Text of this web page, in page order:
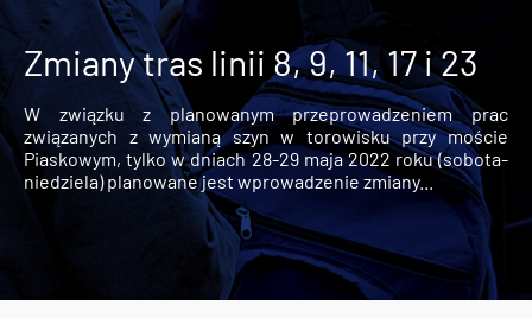
Zmiany tras linii 8, 9, 11, 17 i 23
W związku z planowanym przeprowadzeniem prac
związanych z wymianą szyn w torowisku przy moście
Piaskowym, tylko w dniach 28-29 maja 2022 roku (sobota-
niedziela) planowane jest wprowadzenie zmiany...